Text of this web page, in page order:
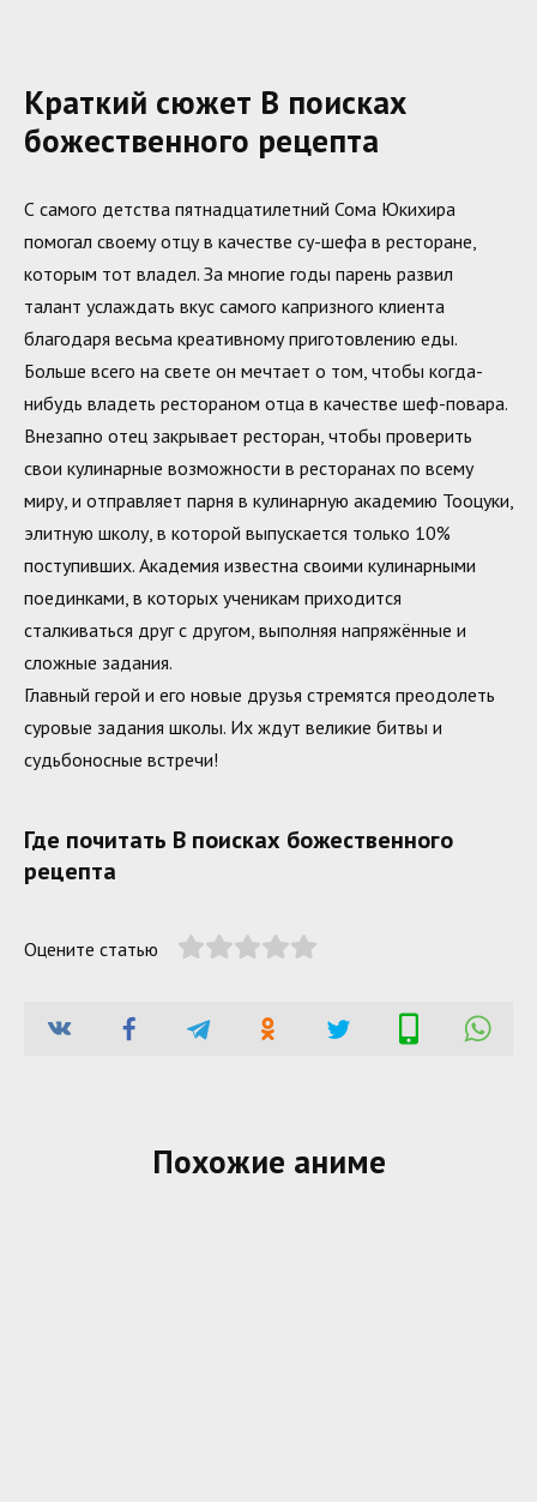
Краткий сюжет В поисках
божественного рецепта
С самого детства пятнадцатилетний Сома Юкихира
помогал своему отцу в качестве су-шефа в ресторане,
которым тот владел. За многие годы парень развил
талант услаждать вкус самого капризного клиента
благодаря весьма креативному приготовлению еды.
Больше всего на свете он мечтает о том, чтобы когда-
нибудь владеть рестораном отца в качестве шеф-повара.
Внезапно отец закрывает ресторан, чтобы проверить
свои кулинарные возможности в ресторанах по всему
миру, и отправляет парня в кулинарную академию Тооцуки,
элитную школу, в которой выпускается только 10%
поступивших. Академия известна своими кулинарными
поединками, в которых ученикам приходится
сталкиваться друг с другом, выполняя напряжённые и
сложные задания.
Главный герой и его новые друзья стремятся преодолеть
суровые задания школы. Их ждут великие битвы и
судьбоносные встречи!
Где почитать В поисках божественного
рецепта
Оцените статью
Похожие аниме